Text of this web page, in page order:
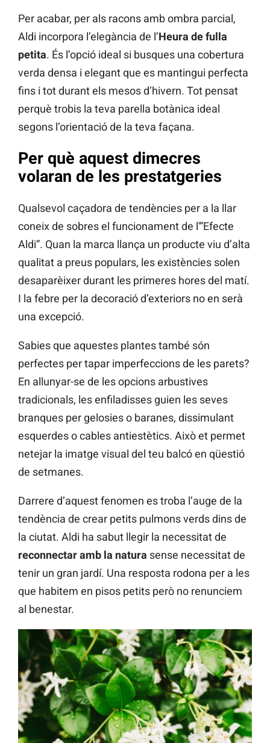
Per acabar, per als racons amb ombra parcial,
Aldi incorpora l’elegància de l’Heura de fulla
petita. És l’opció ideal si busques una cobertura
verda densa i elegant que es mantingui perfecta
fins i tot durant els mesos d’hivern. Tot pensat
perquè trobis la teva parella botànica ideal
segons l’orientació de la teva façana.
Per què aquest dimecres
volaran de les prestatgeries
Qualsevol caçadora de tendències per a la llar
coneix de sobres el funcionament de l'”Efecte
Aldi”. Quan la marca llança un producte viu d’alta
qualitat a preus populars, les existències solen
desaparèixer durant les primeres hores del matí.
I la febre per la decoració d’exteriors no en serà
una excepció.
Sabies que aquestes plantes també són
perfectes per tapar imperfeccions de les parets?
En allunyar-se de les opcions arbustives
tradicionals, les enfiladisses guien les seves
branques per gelosies o baranes, dissimulant
esquerdes o cables antiestètics. Això et permet
netejar la imatge visual del teu balcó en qüestió
de setmanes.
Darrere d’aquest fenomen es troba l’auge de la
tendència de crear petits pulmons verds dins de
la ciutat. Aldi ha sabut llegir la necessitat de
reconnectar amb la natura sense necessitat de
tenir un gran jardí. Una resposta rodona per a les
que habitem en pisos petits però no renunciem
al benestar.